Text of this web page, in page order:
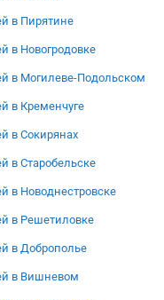
в Пирятине
в Новогродовке
в Могилеве-Подольском
в Кременчуге
в Сокирянах
в Старобельске
в Новоднестровске
в Решетиловке
в Доброполье
в Вишневом